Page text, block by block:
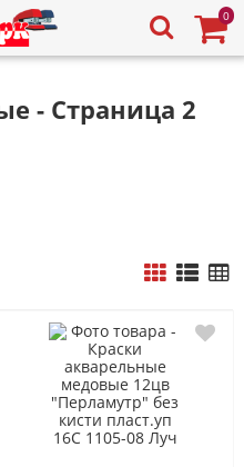
0
- Страница 2